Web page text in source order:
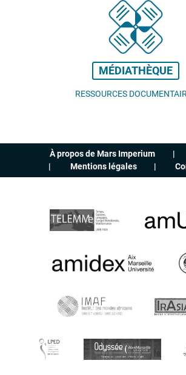
MÉDIATHÈQUE
RESSOURCES
À propos de Mars Imperium
Mentions légales